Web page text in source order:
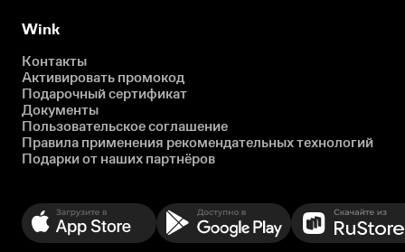
Wink
Контакты
Активировать промокод
Подарочный сертификат
Документы
Пользовательское соглашение
Правила применения рекомендательных технологий
Подарки от наших партнёров